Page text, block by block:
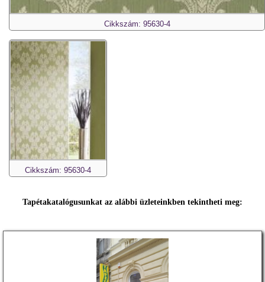
Cikkszám: 95630-4
Cikkszám: 95630-4
Tapétakatalógusunkat az alábbi üzleteinkben tekintheti meg: